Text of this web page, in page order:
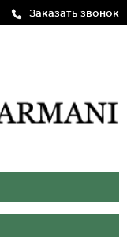
Заказать звонок